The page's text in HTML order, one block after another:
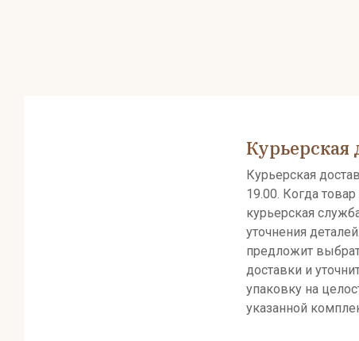
Курьерская
Курьерская
19.00. Когда товар
курьерская
уточнения
предложит
доставки и
упаковку на
указанной